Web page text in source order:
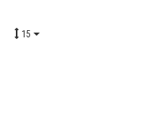
15